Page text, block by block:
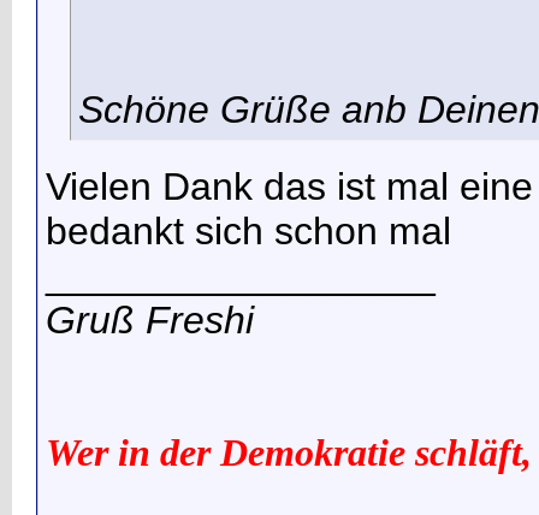
Schöne Grüße anb
Vielen Dank das ist mal
bedankt sich schon mal
Gruß Freshi
Wer in der Demokratie